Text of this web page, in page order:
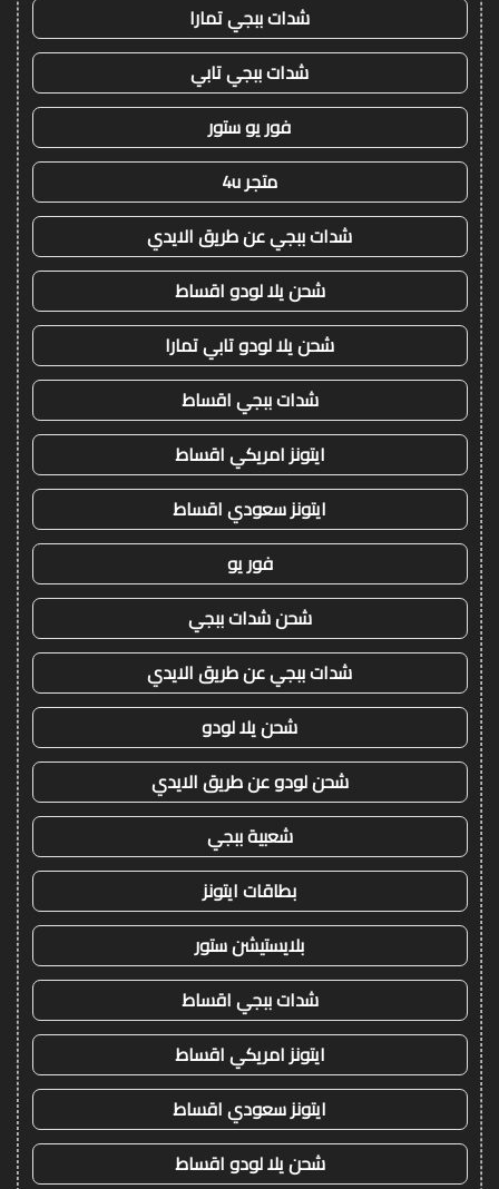
شدات ببجي تمارا
شدات ببجي تابي
فور يو ستور
متجر 4u
شدات ببجي عن طريق الايدي
شحن يلا لودو اقساط
شحن يلا لودو تابي تمارا
شدات ببجي اقساط
ايتونز امريكي اقساط
ايتونز سعودي اقساط
فور يو
شحن شدات ببجي
شدات ببجي عن طريق الايدي
شحن يلا لودو
شحن لودو عن طريق الايدي
شعبية ببجي
بطاقات ايتونز
بلايستيشن ستور
شدات ببجي اقساط
ايتونز امريكي اقساط
ايتونز سعودي اقساط
شحن يلا لودو اقساط